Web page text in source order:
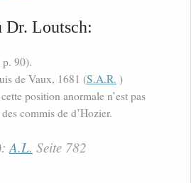
Dr. Loutsch:
90).
de Vaux, 1681 (S.A.R. )
position anormale n’est pas
commis de d’Hozier.
A.L. Seite 782